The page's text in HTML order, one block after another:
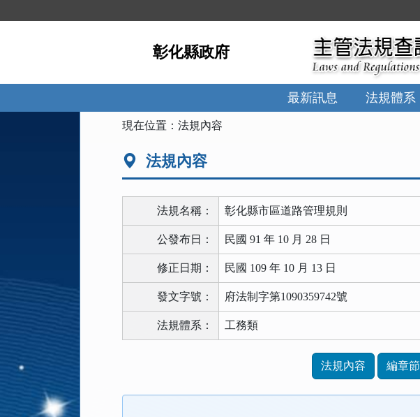
到
彰化縣政府
最新訊息 法規體系
現在位置：法規內容
法規內容
法規名稱： 彰化縣市區道路管理規則
公發布日： 民國 91 年 10 月 28 日
修正日期： 民國 109 年 10 月 13 日
發文字號： 府法制字第1090359742號
法規體系： 工務類
功
法規內容 編章節